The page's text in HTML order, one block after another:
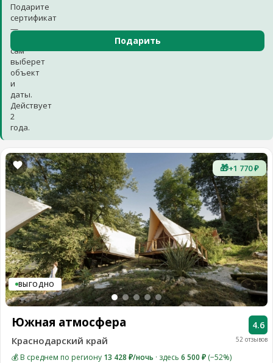
Подарите
сертификат
—
сам
выберет
объект
и
даты.
Действует
2
года.
Подарить
🎁+1 770 ₽
ВЫГОДНО
52 отзывов
4.6
Южная атмосфера
Краснодарский край
💰 В среднем по региону 13 428 ₽/ночь · здесь 6 500 ₽ (−52%)